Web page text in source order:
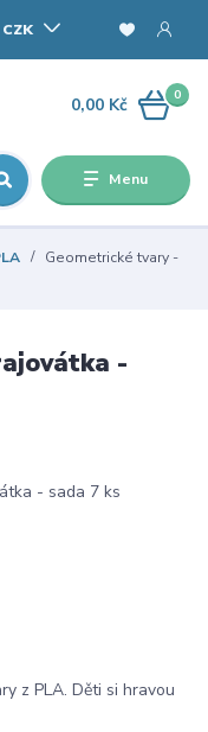
Menu
CZK
0
0,00 Kč
Geometrické tvary -
-
z PLA. Děti si hravou